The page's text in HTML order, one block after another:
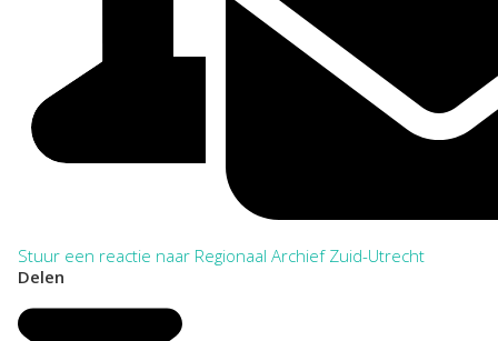
Stuur een reactie naar Regionaal Archief Zuid-Utrecht
Delen